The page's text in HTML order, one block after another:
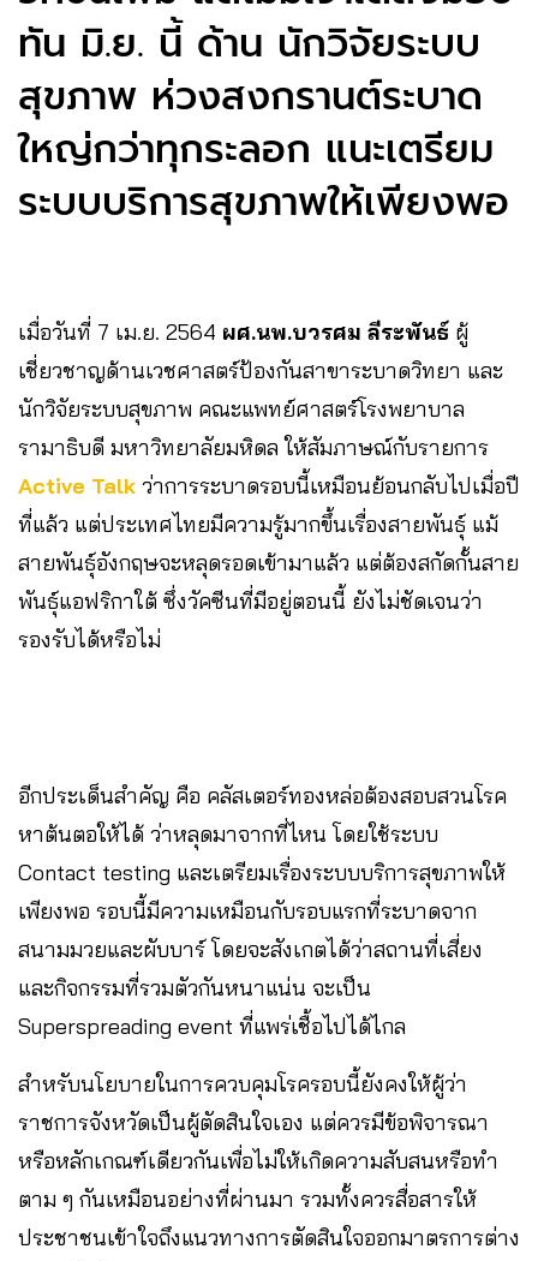
ทัน​ มิ.ย.​ นี้ ด้าน​ นักวิจัยระบบ
สุขภาพ​ ห่วงสงกรานต์​ระบาด
ใหญ่กว่าทุกระลอก​ แนะเตรียม
ระบบบริการสุขภาพให้เพียงพอ​
เมื่อวันที่​ 7​ เม.ย.​ 2564​ ผศ.นพ.บวรศม ลีระพันธ์ ผู้
เชี่ยวชาญด้านเวชศาสตร์ป้องกันสาขาระบาดวิทยา และ
นักวิจัยระบบสุขภาพ คณะแพทย์ศาสตร์โรงพยาบาล
รามาธิบดี มหาวิทยาลัยมหิดล​ ให้สัมภาษ​ณ์กับรายการ​
Active​ Talk ​ ว่าการระบาดรอบนี้เหมือนย้อนกลับไปเมื่อปี
ที่แล้ว​ แต่ประเทศไทยมีความรู้มากขึ้นเรื่องสายพันธุ์​ แม้
สายพันธุ์อังกฤษจะหลุดรอดเข้ามาแล้ว​ แต่ต้องสกัดกั้นสาย
พันธุ์แอฟริกาใต้​ ซึ่งวัคซีนที่มีอยู่ตอนนี้ ยังไม่ชัดเจนว่า
รองรับได้หรือไม่
อีกประเด็นสำคัญ คือ คลัสเตอร์ทองหล่อต้องสอบสวนโรค
หาต้นตอให้ได้ ว่าหลุดมาจากที่ไหน โดยใช้ระบบ
Contact testing และเตรียมเรื่องระบบบริการสุขภาพให้
เพียงพอ รอบนี้มีความเหมือนกับรอบแรกที่ระบาดจาก
สนามมวยและผับบาร์ โดยจะสังเกตได้ว่าสถานที่​เสี่ยง
และกิจกรรมที่รวมตัวกันหนาแน่น​ จะเป็น
Superspreading event ที่แพร่เชื้อไปได้ไกล
สำหรับนโยบายในการควบคุมโรครอบนี้ยังคงให้ผู้ว่า
ราชการจังหวัดเป็นผู้ตัดสินใจเอง แต่ควรมีข้อพิจารณา
หรือหลักเกณฑ์เดียวกันเพื่อไม่ให้เกิดความสับสนหรือทำ
ตาม ๆ กันเหมือนอย่างที่ผ่านมา​ รวมทั้งควรสื่อสารให้
ประชาชนเข้าใจถึงแนวทางการตัดสินใจออกมาตรการต่าง